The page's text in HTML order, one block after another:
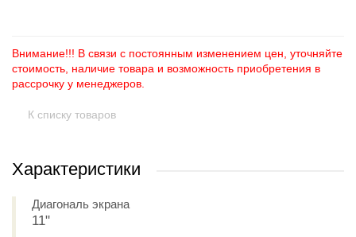
Внимание!!! В связи с постоянным изменением цен, уточняйте
стоимость, наличие товара и возможность приобретения в
рассрочку у менеджеров.
К списку товаров
Характеристики
Диагональ экрана
11"